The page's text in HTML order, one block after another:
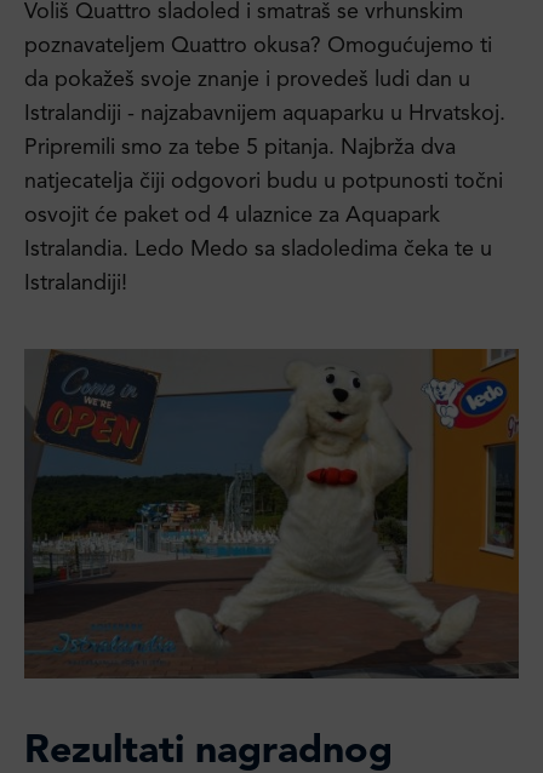
Voliš Quattro sladoled i smatraš se vrhunskim
poznavateljem Quattro okusa? Omogućujemo ti
da pokažeš svoje znanje i provedeš ludi dan u
Istralandiji - najzabavnijem aquaparku u Hrvatskoj.
Pripremili smo za tebe 5 pitanja. Najbrža dva
natjecatelja čiji odgovori budu u potpunosti točni
osvojit će paket od 4 ulaznice za Aquapark
Istralandia. Ledo Medo sa sladoledima čeka te u
Istralandiji!
Rezultati nagradnog